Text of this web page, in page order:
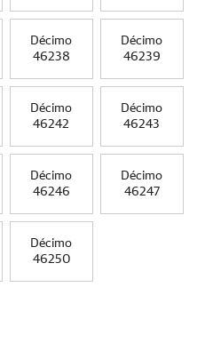
Décimo
46238
Décimo
46239
Décimo
46242
Décimo
46243
Décimo
46246
Décimo
46247
Décimo
46250